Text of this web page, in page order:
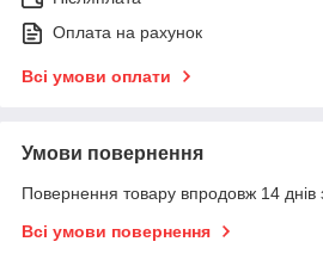
Оплата на рахунок
Всі умови оплати
Умови повернення
Повернення товару впродовж 14 днів
Всі умови повернення